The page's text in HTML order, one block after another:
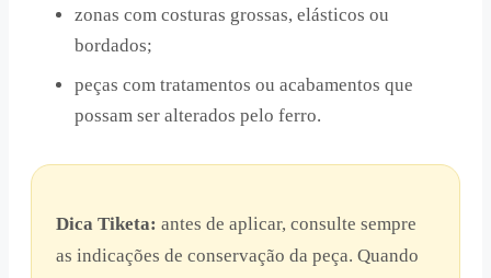
zonas com costuras grossas, elásticos ou
bordados;
peças com tratamentos ou acabamentos que
possam ser alterados pelo ferro.
Dica Tiketa: antes de aplicar, consulte sempre
as indicações de conservação da peça. Quando